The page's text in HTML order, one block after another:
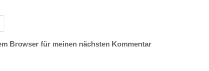
Browser für meinen nächsten Kommentar